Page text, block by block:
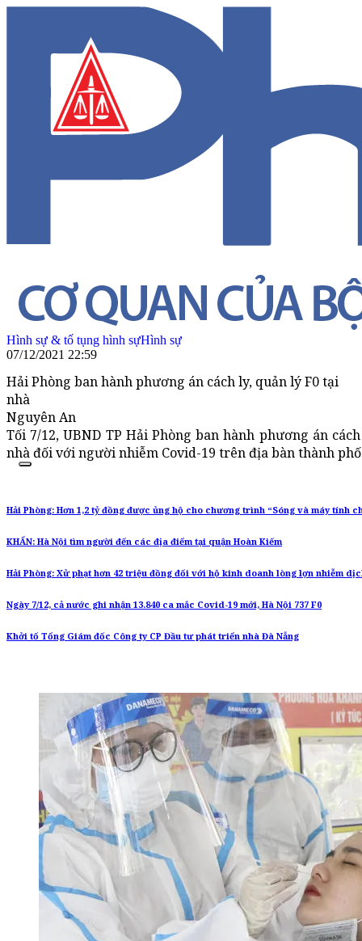
Hình sự & tố tụng hình sựHình sự
07/12/2021 22:59
Hải Phòng ban hành phương án cách ly, quản lý F0 tại
nhà
Nguyên An
Tối 7/12, UBND TP Hải Phòng ban hành phương án
nhà đối với người nhiễm Covid-19 trên địa bàn thành
Hải Phòng: Hơn 1,2 tỷ đồng được ủng hộ cho chương trình “Sóng và máy tính
KHẨN: Hà Nội tìm người đến các địa điểm tại quận Hoàn Kiếm
Hải Phòng: Xử phạt hơn 42 triệu đồng đối với hộ kinh doanh lòng lợn nhiễm
Ngày 7/12, cả nước ghi nhận 13.840 ca mắc Covid-19 mới, Hà Nội 737 F0
Khởi tố Tổng Giám đốc Công ty CP Đầu tư phát triển nhà Đà Nẵng